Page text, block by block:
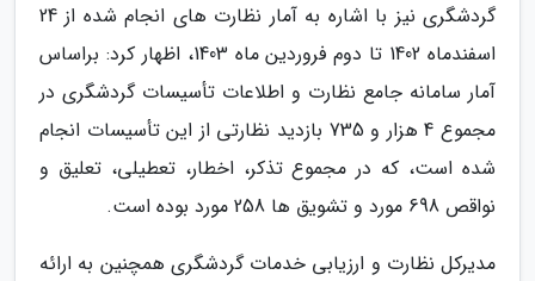
گردشگری نیز با اشاره به آمار نظارت های انجام شده از 24
اسفندماه 1402 تا دوم فروردین ماه 1403، اظهار کرد: براساس
آمار سامانه جامع نظارت و اطلاعات تأسیسات گردشگری در
مجموع 4 هزار و 735 بازدید نظارتی از این تأسیسات انجام
شده است، که در مجموع تذکر، اخطار، تعطیلی، تعلیق و
نواقص 698 مورد و تشویق ها 258 مورد بوده است.
مدیرکل نظارت و ارزیابی خدمات گردشگری همچنین به ارائه